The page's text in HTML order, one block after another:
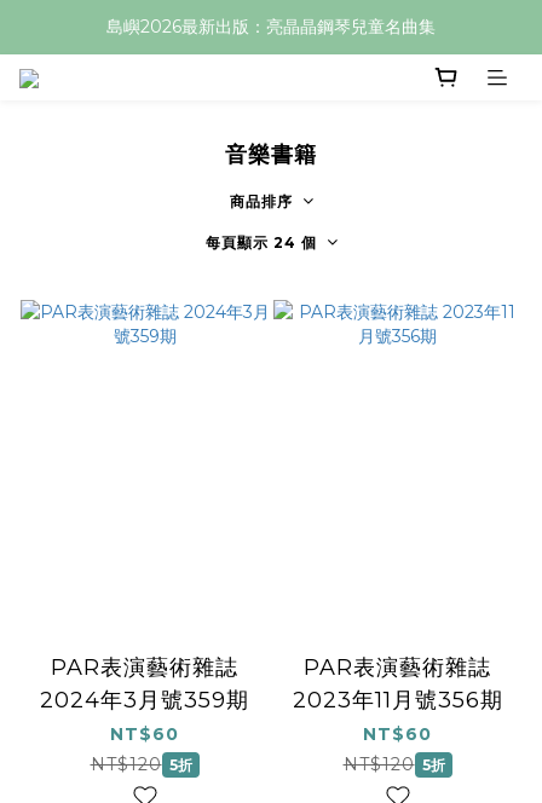
島嶼2026最新出版：亮晶晶鋼琴兒童名曲集
音樂書籍
商品排序
每頁顯示 24 個
PAR表演藝術雜誌
2024年3月號359期
NT$60
NT$120 5折
PAR表演藝術雜誌
2023年11月號356期
NT$60
NT$120 5折